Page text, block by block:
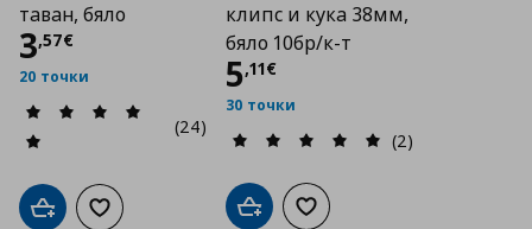
таван, бяло
3,57€
Цена
20 точки
(24)
Добави в кошницата
Добави към списъка с любими
клипс и кука 38мм,
бяло 10бр/к-т
5,11€
Цена
30 точки
(2)
Добави в кошницата
Добави към списъка с